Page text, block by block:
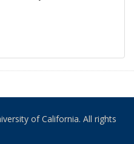
of California. All rights